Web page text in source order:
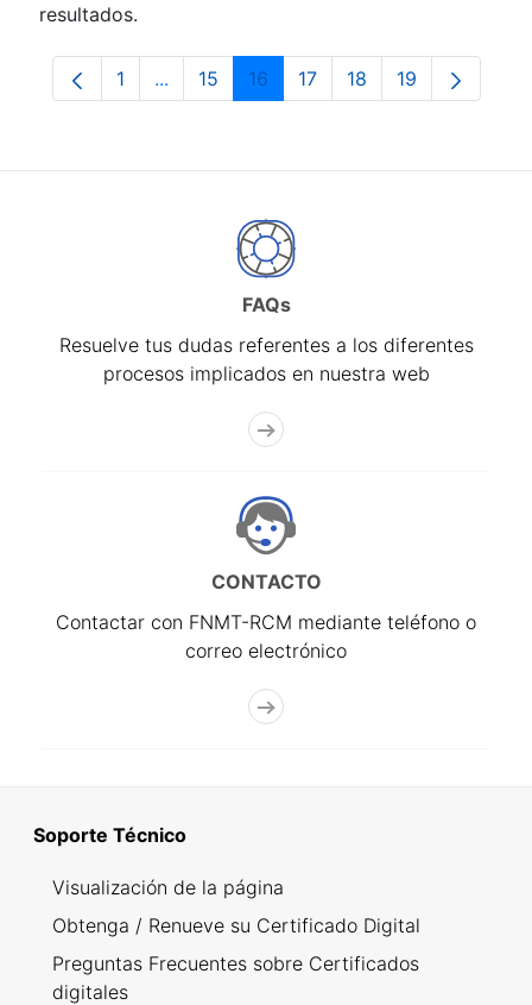
resultados.
Página
1 ...Páginas intermedias Use TAB para
Página
15 Página
16 Página
17 Página
18 Página
19
FAQs
Resuelve tus dudas referentes a los diferentes
procesos implicados en nuestra web
CONTACTO
Contactar con FNMT-RCM mediante teléfono o
correo electrónico
Soporte Técnico
Visualización de la página
Obtenga / Renueve su Certificado Digital
Preguntas Frecuentes sobre Certificados
digitales